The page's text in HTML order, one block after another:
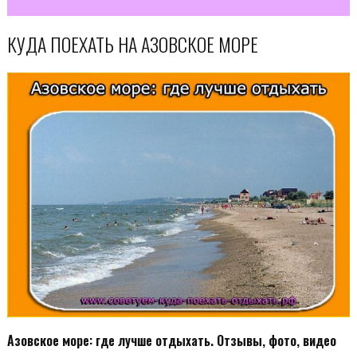
КУДА ПОЕХАТЬ НА АЗОВСКОЕ МОРЕ
Азовское море: где лучше отдыхать. Отзывы, фото, видео